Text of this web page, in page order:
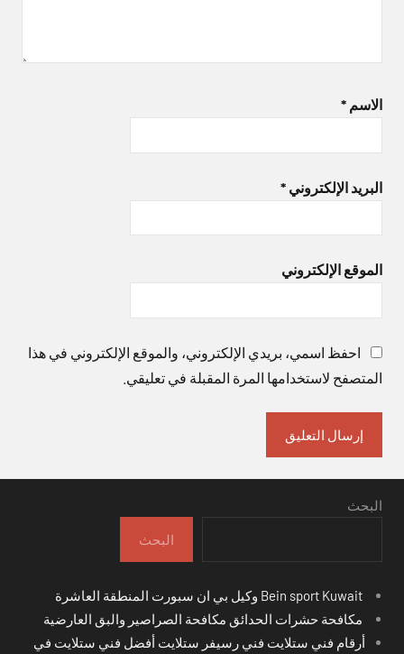
الاسم *
البريد الإلكتروني *
الموقع الإلكتروني
احفظ اسمي، بريدي الإلكتروني، والموقع الإلكتروني في هذا
المتصفح لاستخدامها المرة المقبلة في تعليقي.
البحث
البحث
مكافحة حشرات الحدائق مكافحة الصراصير والبق العارضية
أرقام فني ستلايت فني رسيفر ستلايت أفضل فني ستلايت في